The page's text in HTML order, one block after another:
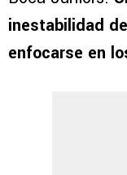
inestabilidad
enfocarse en